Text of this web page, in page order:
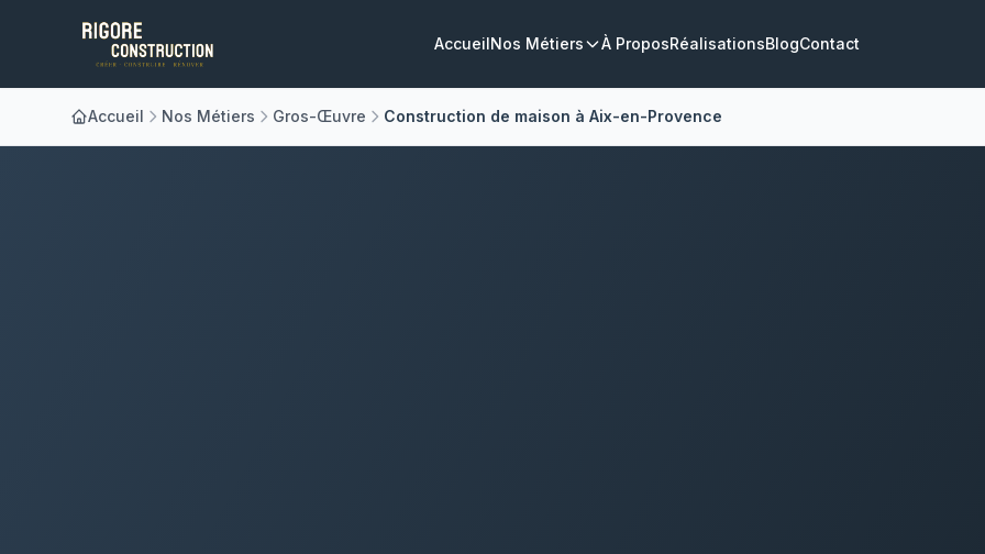
AccueilNos Métiers À ProposRéalisationsBlogContact
Accueil Nos Métiers Gros-Œuvre Construction de maison à Aix-en-Provence